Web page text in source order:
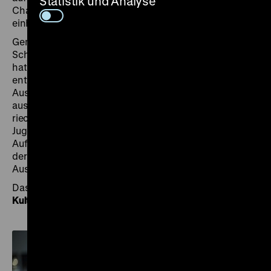
Chancen, die mit inklusiver und historischer Bildung
einhergehen.
Gemeinsam mit Schülerinnen und Schülern aus
Schulen mit Förderschwerpunkt in Berlin und Potsdam
hat das DHM inklusive Vermittlungsansätze
entwickelt. Sieben multisensorische und interaktive
Ausstellungsstationen bieten Gelegenheit, sich
ausgewählten Ausstellungsthemen tastend, hörend,
riechend und sehend zu nähern. So können Kinder,
Jugendliche und Erwachsene mehr über die Rolle der
Aufklärerinnen, Ordnungssysteme der Epoche, Fragen
der Gleichheit und Wirtschaftsformen zwischen
Ausbeutung und Handel erfahren.
Das Vermittlungsprogramm wird gefördert durch die
Kulturstiftung des Bundes